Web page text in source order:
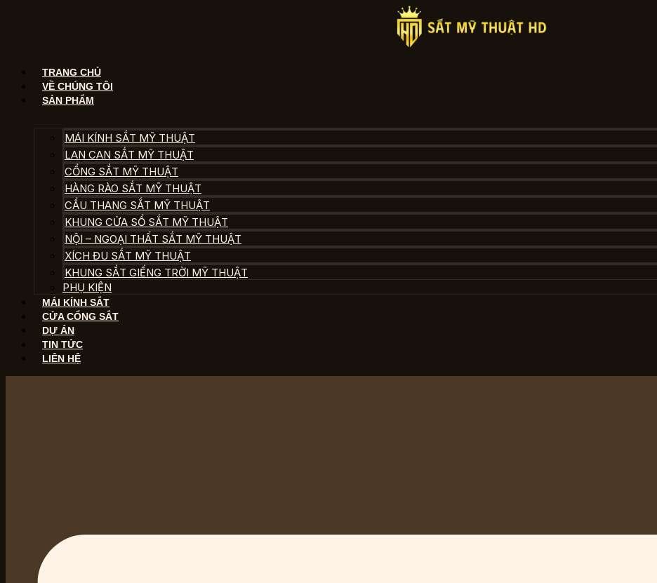
TRANG CHỦ
VỀ CHÚNG TÔI
SẢN PHẨM
MÁI KÍNH SẮT MỸ THUẬT
LAN CAN SẮT MỸ THUẬT
CỔNG SẮT MỸ THUẬT
HÀNG RÀO SẮT MỸ THUẬT
CẦU THANG SẮT MỸ THUẬT
KHUNG CỬA SỔ SẮT MỸ THUẬT
NỘI – NGOẠI THẤT SẮT MỸ THUẬT
XÍCH ĐU SẮT MỸ THUẬT
KHUNG SẮT GIẾNG TRỜI MỸ THUẬT
PHỤ KIỆN
MÁI KÍNH SẮT
CỬA CỔNG SẮT
DỰ ÁN
TIN TỨC
LIÊN HỆ